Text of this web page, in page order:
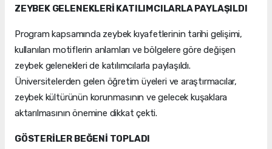
ZEYBEK GELENEKLERİ KATILIMCILARLA PAYLAŞILDI
Program kapsamında zeybek kıyafetlerinin tarihi gelişimi,
kullanılan motiflerin anlamları ve bölgelere göre değişen
zeybek gelenekleri de katılımcılarla paylaşıldı.
Üniversitelerden gelen öğretim üyeleri ve araştırmacılar,
zeybek kültürünün korunmasının ve gelecek kuşaklara
aktarılmasının önemine dikkat çekti.
GÖSTERİLER BEĞENİ TOPLADI